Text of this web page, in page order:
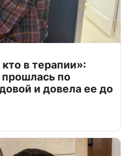
в терапии»:
по
и довела ее до